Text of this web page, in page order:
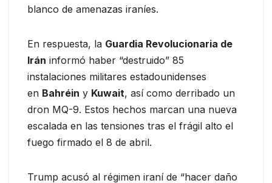
blanco de amenazas iraníes.
En respuesta, la Guardia Revolucionaria de
Irán informó haber “destruido” 85
instalaciones militares estadounidenses
en Bahréin y Kuwait, así como derribado un
dron MQ-9. Estos hechos marcan una nueva
escalada en las tensiones tras el frágil alto el
fuego firmado el 8 de abril.
Trump acusó al régimen iraní de “hacer daño